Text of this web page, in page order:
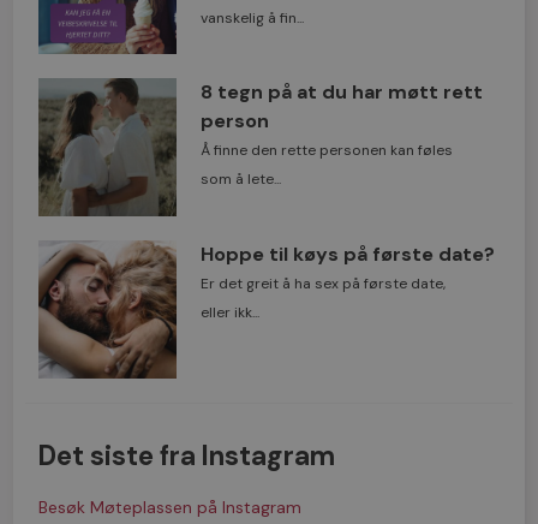
vanskelig å fin...
8 tegn på at du har møtt rett
person
Å finne den rette personen kan føles
som å lete...
Hoppe til køys på første date?
Er det greit å ha sex på første date,
eller ikk...
Det siste fra Instagram
Besøk Møteplassen på Instagram